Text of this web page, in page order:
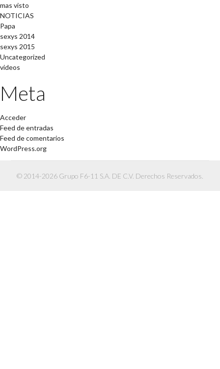
mas visto
NOTICIAS
Papa
sexys 2014
sexys 2015
Uncategorized
videos
Meta
Acceder
Feed de entradas
Feed de comentarios
WordPress.org
© 2014-2026 Grupo F6-11 S.A. DE C.V. Derechos Reservados.